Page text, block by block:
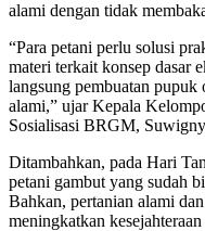
alami dengan tidak
“Para petani perlu solusi
materi terkait konsep dasar
langsung pembuatan pupuk
alami,” ujar Kepala
Sosialisasi BRGM,
Ditambahkan, pada Hari
petani gambut yang sudah
Bahkan, pertanian alami
meningkatkan kesejahteraan